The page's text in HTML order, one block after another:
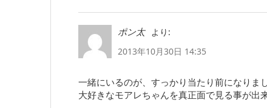
ポン太
より:
2013年10月30日 14:35
一緒にいるのが、すっかり当たり前になりまし
大好きなモアレちゃんを真正面で見る事が出